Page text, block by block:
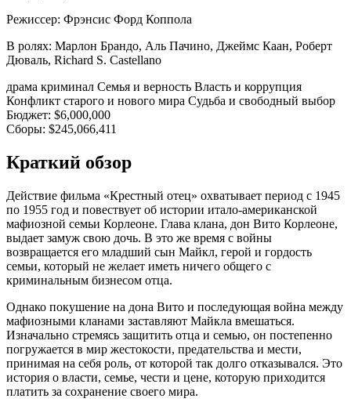
Режиссер: Фрэнсис Форд Коппола
В ролях: Марлон Брандо, Аль Пачино, Джеймс Каан, Роберт
Дюваль, Richard S. Castellano
драма криминал Семья и верность Власть и коррупция
Конфликт старого и нового мира Судьба и свободный выбор
Бюджет: $6,000,000
Сборы: $245,066,411
Краткий обзор
Действие фильма «Крестный отец» охватывает период с 1945
по 1955 год и повествует об истории итало-американской
мафиозной семьи Корлеоне. Глава клана, дон Вито Корлеоне,
выдает замуж свою дочь. В это же время с войны
возвращается его младший сын Майкл, герой и гордость
семьи, который не желает иметь ничего общего с
криминальным бизнесом отца.
Однако покушение на дона Вито и последующая война между
мафиозными кланами заставляют Майкла вмешаться.
Изначально стремясь защитить отца и семью, он постепенно
погружается в мир жестокости, предательства и мести,
принимая на себя роль, от которой так долго отказывался. Это
история о власти, семье, чести и цене, которую приходится
платить за сохранение своего мира.